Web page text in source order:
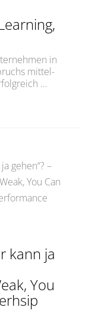
in
mittel-
…
kann ja
You